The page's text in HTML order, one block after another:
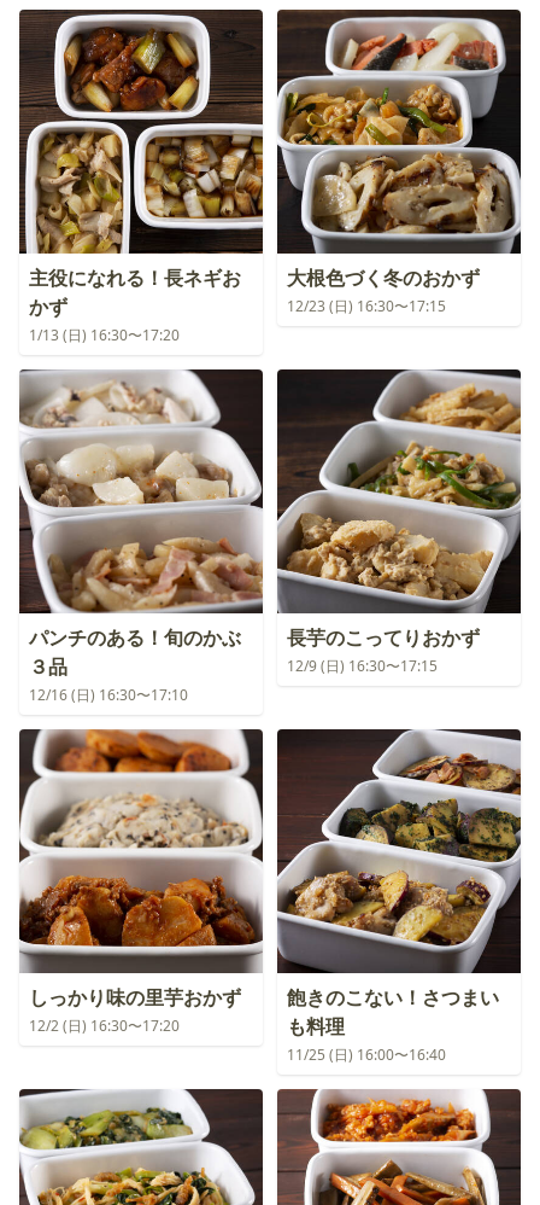
主役になれる！長ネギお
かず
1/13 (日) 16:30〜17:20
大根色づく冬のおかず
12/23 (日) 16:30〜17:15
パンチのある！旬のかぶ
３品
12/16 (日) 16:30〜17:10
長芋のこってりおかず
12/9 (日) 16:30〜17:15
しっかり味の里芋おかず
12/2 (日) 16:30〜17:20
飽きのこない！さつまい
も料理
11/25 (日) 16:00〜16:40